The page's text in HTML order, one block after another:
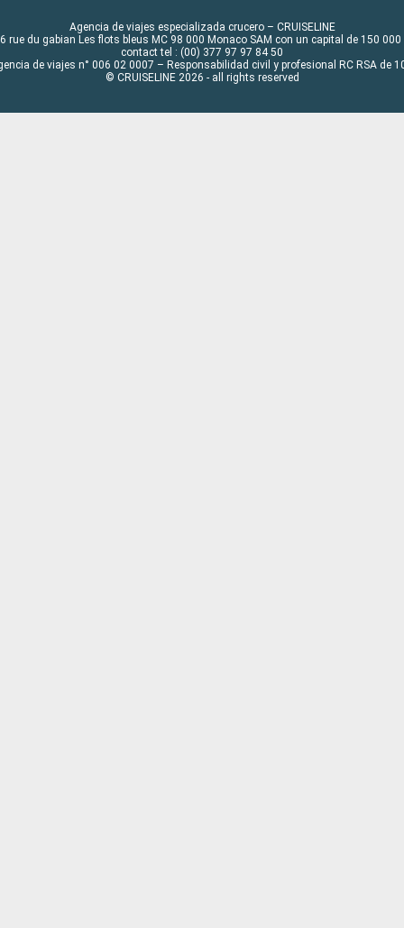
Agencia de viajes especializada crucero – CRUISELINE
rue du gabian Les flots bleus MC 98 000 Monaco SAM con un capital de 150 000
contact tel : (00) 377 97 97 84 50
de viajes n° 006 02 0007 – Responsabilidad civil y profesional RC RSA de
© CRUISELINE 2026 - all rights reserved